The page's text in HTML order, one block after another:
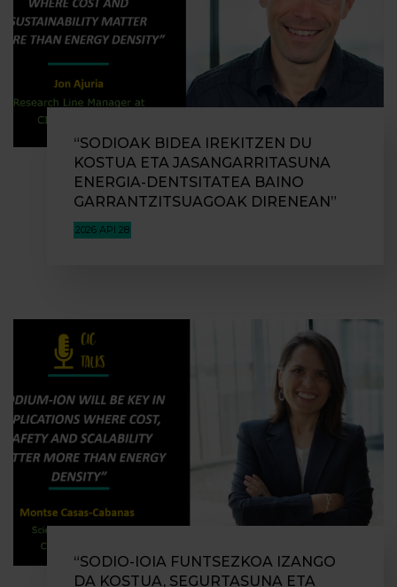
“SODIOAK BIDEA IREKITZEN DU
KOSTUA ETA JASANGARRITASUNA
ENERGIA-DENTSITATEA BAINO
GARRANTZITSUAGOAK DIRENEAN”
2026 API 28
“SODIO-IOIA FUNTSEZKOA IZANGO
DA KOSTUA, SEGURTASUNA ETA